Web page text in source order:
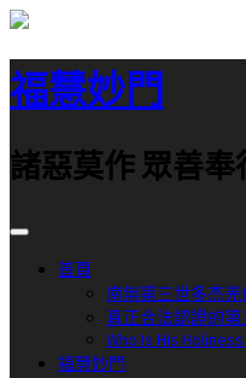
跳
至
主
要
容
福慧妙門
諸惡莫作 眾善
首頁
南無第三世多杰羌
真正合法認證的
Who Is His
福慧妙門